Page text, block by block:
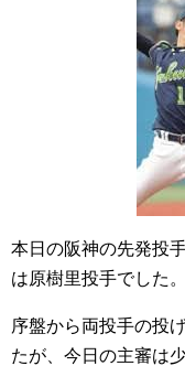
本日の阪神の先発投
は原樹里投手でした。
序盤から両投手の投
たが、今日の主審は